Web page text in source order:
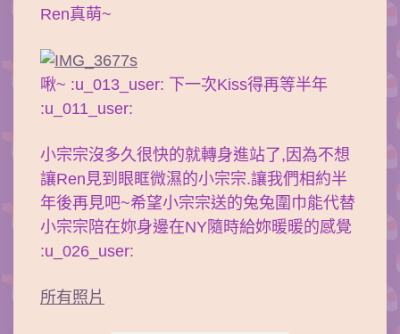
Ren真萌~
啾~ :u_013_user: 下一次Kiss得再等半年
:u_011_user:
小宗宗沒多久很快的就轉身進站了,因為不想
讓Ren見到眼眶微濕的小宗宗.讓我們相約半
年後再見吧~希望小宗宗送的兔兔圍巾能代替
小宗宗陪在妳身邊在NY隨時給妳暖暖的感覺
:u_026_user:
所有照片